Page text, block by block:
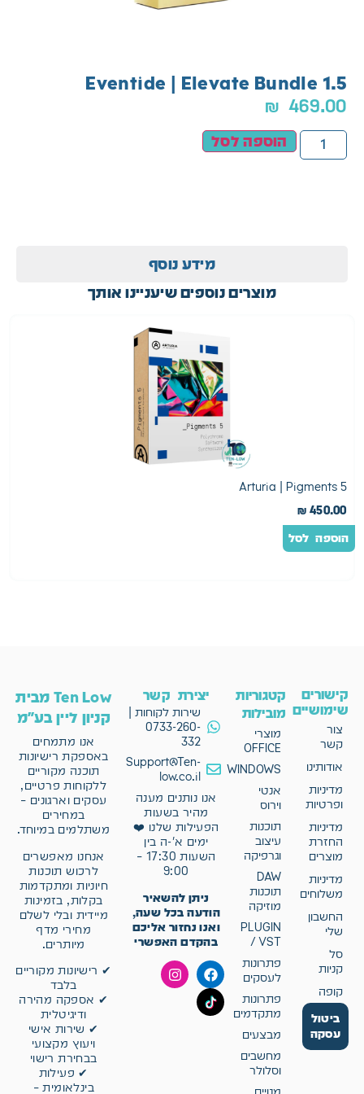
Eventide | Elevate Bundle 1.5
₪ 469.00
הוספה לסל
מידע נוסף
מוצרים נוספים שיעניינו אותך
Arturia | Pigments 5
₪ 450.00
הוספה לסל
קישורים
שימושיים
צור
קשר
אודותינו
מדיניות
ופרטיות
מדיניות
החזרת
מוצרים
מדיניות
משלוחים
החשבון
שלי
סל
קניות
קופה
ביטול
עסקה
קטגוריות
מובילות
מוצרי
OFFICE
WINDOWS
אנטי
וירוס
תוכנות
עיצוב
וגרפיקה
DAW
תוכנות
מוזיקה
PLUGIN
/ VST
פתרונות
לעסקים
פתרונות
מתקדמים
מבצעים
מחשבים
וסלולר
יצירת קשר
שירות לקוחות |
0733-260-
332
Support@Ten-
low.co.il
אנו נותנים מענה
מהיר בשעות
הפעילות שלנו ❤️
ימים א'-ה בין
השעות 17:30 –
9:00
ניתן להשאיר
הודעה בכל שעה,
ואנו נחזור אליכם
בהקדם האפשרי
Ten Low מבית
קניון ליין בע"מ
אנו מתמחים
באספקת רישיונות
תוכנה מקוריים
ללקוחות פרטיים,
עסקים וארגונים –
במחירים
משתלמים במיוחד.
אנחנו מאפשרים
לרכוש תוכנות
חיוניות ומתקדמות
בקלות, בזמינות
מיידית ובלי לשלם
מחירי מדף
מיותרים.
✔ רישיונות מקוריים
בלבד
✔ אספקה מהירה
ודיגיטלית
✔ שירות אישי
ויעוץ מקצועי
בבחירת רישוי
✔ פעילות
בינלאומית –